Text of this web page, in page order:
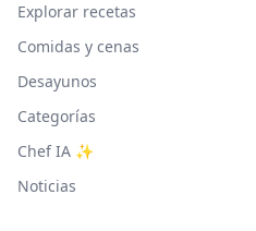
Explorar recetas
Comidas y cenas
Desayunos
Categorías
Chef IA ✨
Noticias